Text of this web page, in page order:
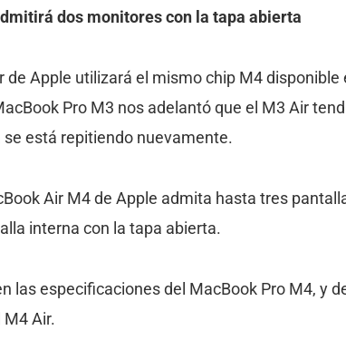
dos monitores con la tapa abierta
de Apple utilizará el mismo chip M4 disponible
Pro M3 nos adelantó que el M3 Air
está repitiendo nuevamente.
Air M4 de Apple admita hasta tres
interna con la tapa abierta.
las especificaciones del MacBook Pro M4, y
Air.